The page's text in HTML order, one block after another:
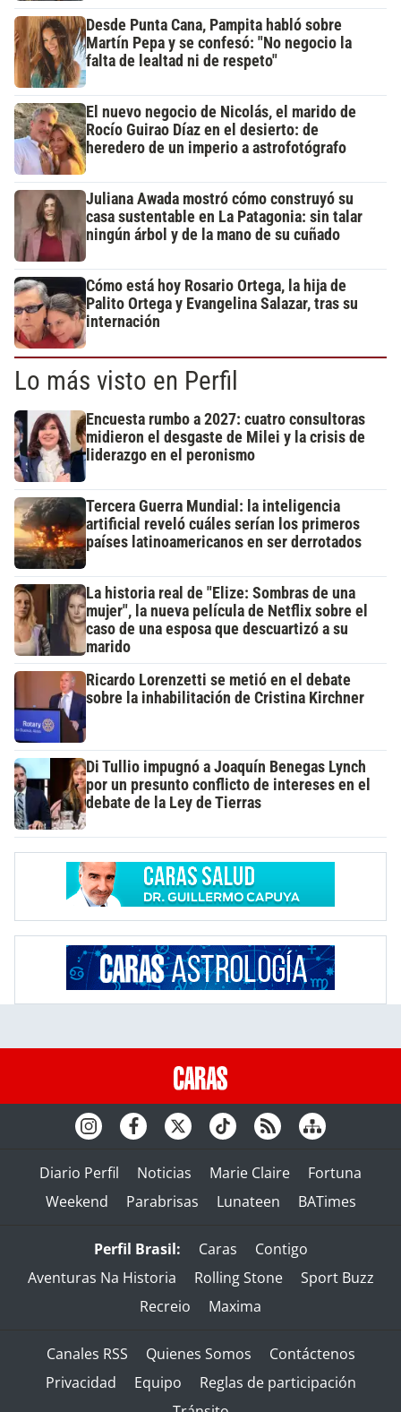
Desde Punta Cana, Pampita habló sobre
Martín Pepa y se confesó: "No negocio la
falta de lealtad ni de respeto"
El nuevo negocio de Nicolás, el marido de
Rocío Guirao Díaz en el desierto: de
heredero de un imperio a astrofotógrafo
Juliana Awada mostró cómo construyó su
casa sustentable en La Patagonia: sin talar
ningún árbol y de la mano de su cuñado
Cómo está hoy Rosario Ortega, la hija de
Palito Ortega y Evangelina Salazar, tras su
internación
Lo más visto en Perfil
Encuesta rumbo a 2027: cuatro consultoras
midieron el desgaste de Milei y la crisis de
liderazgo en el peronismo
Tercera Guerra Mundial: la inteligencia
artificial reveló cuáles serían los primeros
países latinoamericanos en ser derrotados
La historia real de "Elize: Sombras de una
mujer", la nueva película de Netflix sobre el
caso de una esposa que descuartizó a su
marido
Ricardo Lorenzetti se metió en el debate
sobre la inhabilitación de Cristina Kirchner
Di Tullio impugnó a Joaquín Benegas Lynch
por un presunto conflicto de intereses en el
debate de la Ley de Tierras
Diario Perfil Noticias Marie Claire
Fortuna
Weekend
Parabrisas Lunateen BATimes
Perfil Brasil: Caras
Contigo
Aventuras Na Historia
Rolling Stone
Sport Buzz
Recreio
Maxima
Canales RSS Quienes Somos
Contáctenos
Privacidad
Equipo
Reglas de participación